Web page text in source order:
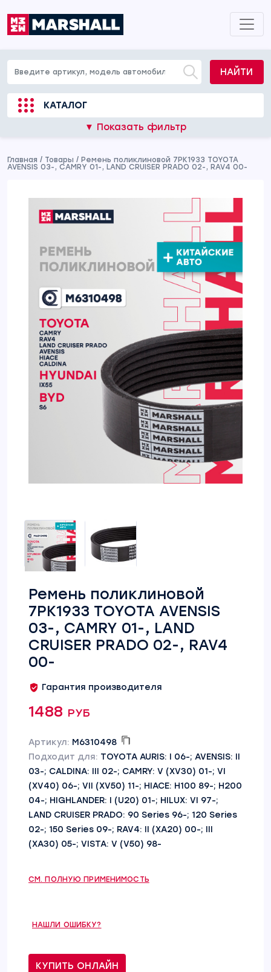
НАЙТИ
КАТАЛОГ
▼ Показать фильтр
Главная / Товары / Ремень поликлиновой 7PK1933 TOYOTA
AVENSIS 03-, CAMRY 01-, LAND CRUISER PRADO 02-, RAV4 00-
Ремень поликлиновой
7PK1933 TOYOTA AVENSIS
03-, CAMRY 01-, LAND
CRUISER PRADO 02-, RAV4
00-
Гарантия производителя
1488 руб
Артикул: M6310498
Подходит для: TOYOTA AURIS: I 06-; AVENSIS: II
03-; CALDINA: III 02-; CAMRY: V (XV30) 01-; VI
(XV40) 06-; VII (XV50) 11-; HIACE: H100 89-; H200
04-; HIGHLANDER: I (U20) 01-; HILUX: VI 97-;
LAND CRUISER PRADO: 90 Series 96-; 120 Series
02-; 150 Series 09-; RAV4: II (XA20) 00-; III
(XA30) 05-; VISTA: V (V50) 98-
СМ. ПОЛНУЮ ПРИМЕНИМОСТЬ
НАШЛИ ОШИБКУ?
КУПИТЬ ОНЛАЙН